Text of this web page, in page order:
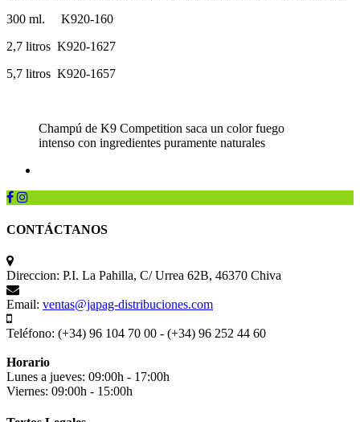
300 ml. K920-160
2,7 litros K920-1627
5,7 litros K920-1657
Champú de K9 Competition saca un color fuego
intenso con ingredientes puramente naturales
CONTÁCTANOS
Direccion: P.I. La Pahilla, C/ Urrea 62B, 46370 Chiva
Email: ventas@japag-distribuciones.com
Teléfono: (+34) 96 104 70 00 - (+34) 96 252 44 60
Horario
Lunes a jueves: 09:00h - 17:00h
Viernes: 09:00h - 15:00h